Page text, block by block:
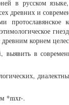
в русском
древних и
корнем
в
*mxr-.